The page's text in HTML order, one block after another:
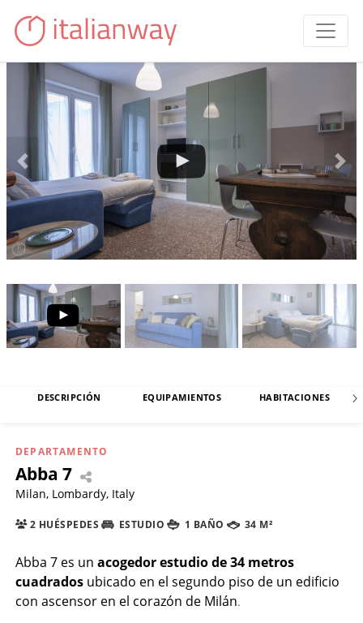
DESCRIPCIÓN EQUIPAMIENTOS HABITACIONES
DEPARTAMENTO
Abba 7
Milan, Lombardy, Italy
2 HUÉSPEDES ESTUDIO 1 BAÑO 34 M²
Abba 7 es un acogedor estudio de 34 metros
cuadrados ubicado en el segundo piso de un edificio
con ascensor en el corazón de Milán.